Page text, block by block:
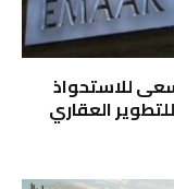
للاستحواذ